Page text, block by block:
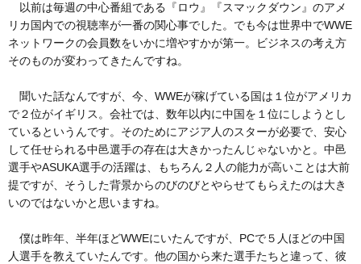
以前は毎週の中心番組である『ロウ』『スマックダウン』のアメ
リカ国内での視聴率が一番の関心事でした。でも今は世界中でWWE
ネットワークの会員数をいかに増やすかが第一。ビジネスの考え方
そのものが変わってきたんですね。
聞いた話なんですが、今、WWEが稼げている国は１位がアメリカ
で２位がイギリス。会社では、数年以内に中国を１位にしようとし
ているというんです。そのためにアジア人のスターが必要で、安心
して任せられる中邑選手の存在は大きかったんじゃないかと。中邑
選手やASUKA選手の活躍は、もちろん２人の能力が高いことは大前
提ですが、そうした背景からのびのびとやらせてもらえたのは大き
いのではないかと思いますね。
僕は昨年、半年ほどWWEにいたんですが、PCで５人ほどの中国
人選手を教えていたんです。他の国から来た選手たちと違って、彼